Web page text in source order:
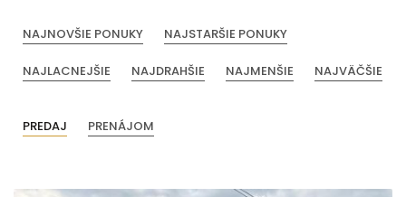
NAJNOVŠIE PONUKY NAJSTARŠIE PONUKY
NAJLACNEJŠIE NAJDRAHŠIE NAJMENŠIE NAJVÄČŠIE
PREDAJ PRENÁJOM